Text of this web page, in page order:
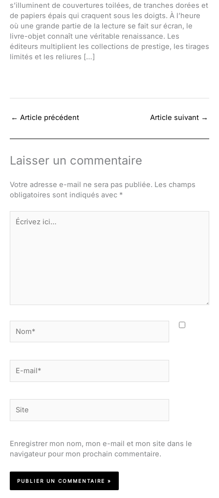
s’illuminent de couvertures toilées, de tranches dorées et
de papiers épais qui craquent sous les doigts. À l’heure
où une grande partie de la lecture se fait sur écran, le
livre-objet connaît une véritable renaissance. Les
éditeurs multiplient les collections de prestige, les tirages
limités et les reliures […]
← Article précédent Article suivant →
Laisser un commentaire
Votre adresse e-mail ne sera pas publiée. Les champs
obligatoires sont indiqués avec *
Écrivez
ici…
mail*
Enregistrer mon nom, mon e-mail et mon site dans le
navigateur pour mon prochain commentaire.